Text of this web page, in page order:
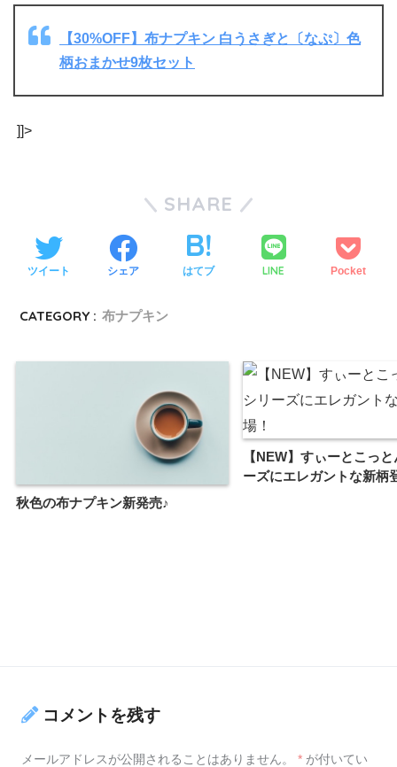
【30%OFF】布ナプキン 白うさぎと〔なぷ〕色
柄おまかせ9枚セット
]]>
SHARE
ツイート シェア はてブ LINE Pocket
CATEGORY : 布ナプキン
秋色の布ナプキン新発売♪
【NEW】すぃーとこっ
ーズにエレガントな新柄
コメントを残す
メールアドレスが公開されることはありません。 * が付いてい